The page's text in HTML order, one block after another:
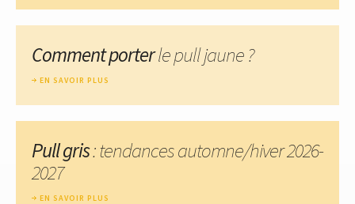
Comment porterle pull jaune ?
EN SAVOIR PLUS
Pull gris: tendances automne/hiver 2026-
2027
EN SAVOIR PLUS